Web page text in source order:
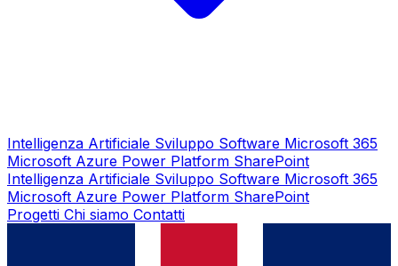
Intelligenza Artificiale Sviluppo Software Microsoft 365
Microsoft Azure Power Platform SharePoint
Intelligenza Artificiale Sviluppo Software Microsoft 365
Microsoft Azure Power Platform SharePoint
Progetti Chi siamo Contatti